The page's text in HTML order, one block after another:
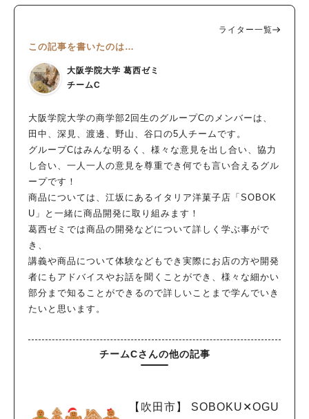
ライター一覧
この記事を書いたのは…
大阪学院大学 葛西ゼミ
チームC
大阪学院大学の商学部2回生のグループCのメンバーは、
田中、深見、渡邊、野山、谷口の5人チームです。
グループCはみんな明るく、様々な意見を出し合い、協力
し合い、一人一人の意見を尊重でき何でも言い合えるグル
ープです！
商品については、江坂にあるイタリア洋菓子店「SOBOK
U」と一緒に商品開発に取り組みます！
葛西ゼミでは商品の開発などについて詳しく学ぶ事がで
き、
講義や商品について体験などもでき実際にお店の方や開発
者にもアドバイスやお話を聞くことができ、様々な細かい
部分まで知ることができるので詳しいことまで学んでいき
たいと思います。
チームCさんの他の記事
【吹田市】 SOBOKU✕OGU